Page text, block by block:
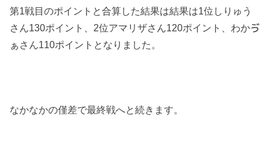
第1戦目のポイントと合算した結果は結果は1位しりゅう
さん130ポイント、2位アマリザさん120ポイント、わかゔ
ぁさん110ポイントとなりました。
なかなかの僅差で最終戦へと続きます。